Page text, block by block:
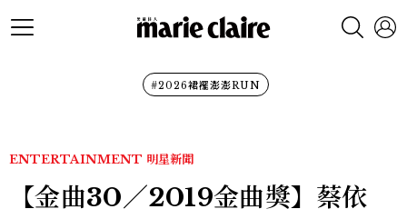
#2026裙襬澎澎RUN
ENTERTAINMENT 明星新聞
【金曲30／2019金曲獎】蔡依